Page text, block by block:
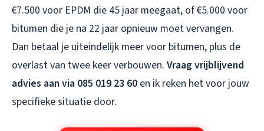
€7.500 voor EPDM die 45 jaar meegaat, of €5.000 voor
bitumen die je na 22 jaar opnieuw moet vervangen.
Dan betaal je uiteindelijk meer voor bitumen, plus de
overlast van twee keer verbouwen. Vraag vrijblijvend
advies aan via 085 019 23 60 en ik reken het voor jouw
specifieke situatie door.